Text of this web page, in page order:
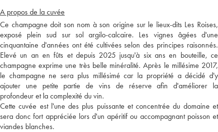
A propos de la cuvée
Ce champagne doit son nom à son origine sur le lieux-dits Les Roises,
exposé plein sud sur sol argilo-calcaire. Les vignes âgées d'une
cinquantaine d'années ont été cultivées selon des principes raisonnés.
Elevé un an en fûts et depuis 2025 jusqu'à six ans en bouteille, ce
champagne exprime une très belle minéralité. Après le millésime 2017,
le champagne ne sera plus millésimé car la propriété a décidé d'y
ajouter une petite partie de vins de réserve afin d'améliorer la
profondeur et la complexité du vin.
Cette cuvée est l'une des plus puissante et concentrée du domaine et
sera donc fort appréciée lors d'un apéritif ou accompagnant poisson et
viandes blanches.